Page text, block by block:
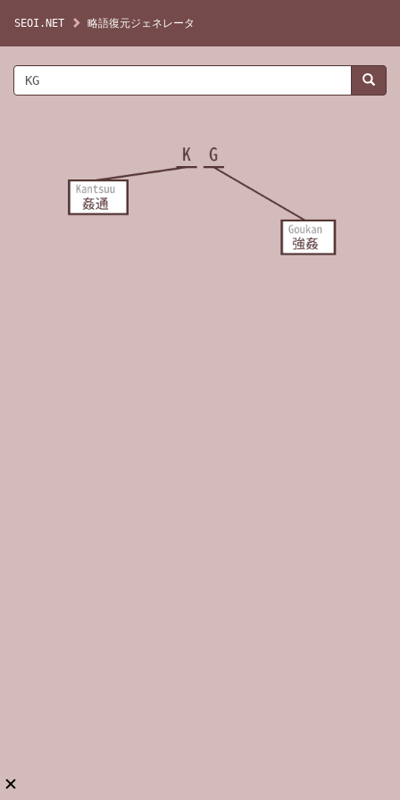
SEOI.NET 略語復元ジェネレータ